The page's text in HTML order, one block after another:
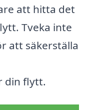
att hitta det
Tveka inte
att säkerställa
din flytt.